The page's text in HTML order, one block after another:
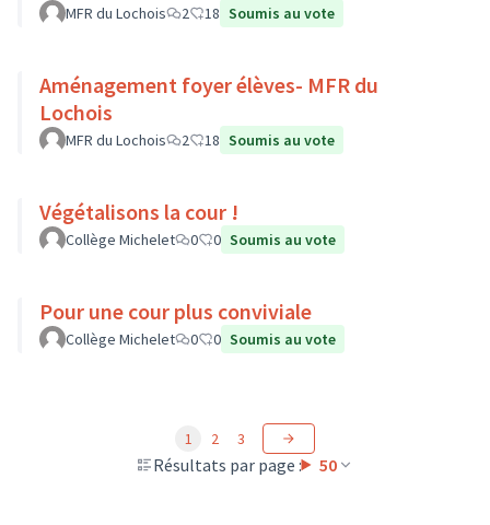
MFR du Lochois 2 18 Soumis au vote
Aménagement foyer élèves- MFR du
Lochois
MFR du Lochois 2 18 Soumis au vote
Végétalisons la cour !
Collège Michelet 0 0 Soumis au vote
Pour une cour plus conviviale
Collège Michelet 0 0 Soumis au vote
Résultats par page : 50
1 2 3